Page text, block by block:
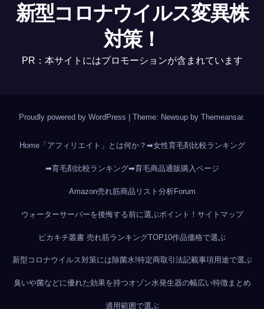
新型コロナウイルス変異株
対策！
PR：本サイトにはプロモーションが含まれています
Proudly powered by WordPress Theme: Newsup by Themeansar.
Home「アフィリエイト」とは何か？ ➡女性育毛剤比較ランキング
➡育毛剤比較ランキング➡育毛商品通販購入ページ
Amazon売れ筋商品リスト分析Forum
ウォーターサーバーを後悔する前に選ぶポイント！ サイトマップ
ピカキチ叢書 売れ筋ランキングTOP10作品価格で選ぶ
新型コロナウイルス対策には除菌水!特定商取引法記載事項用途で選ぶ
臭いや菌などに優れた効果を持つオゾン水発生器の幅広い特徴まとめ
適用範囲で選ぶ